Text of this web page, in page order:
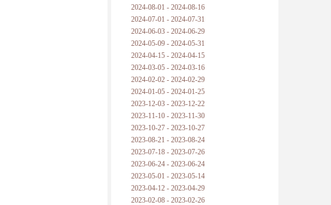
2024-08-01 - 2024-08-16
2024-07-01 - 2024-07-31
2024-06-03 - 2024-06-29
2024-05-09 - 2024-05-31
2024-04-15 - 2024-04-15
2024-03-05 - 2024-03-16
2024-02-02 - 2024-02-29
2024-01-05 - 2024-01-25
2023-12-03 - 2023-12-22
2023-11-10 - 2023-11-30
2023-10-27 - 2023-10-27
2023-08-21 - 2023-08-24
2023-07-18 - 2023-07-26
2023-06-24 - 2023-06-24
2023-05-01 - 2023-05-14
2023-04-12 - 2023-04-29
2023-02-08 - 2023-02-26